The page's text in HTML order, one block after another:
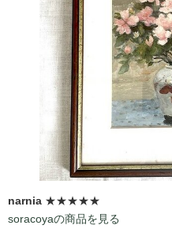
narnia ★★★★★
soracoyaの商品を見る